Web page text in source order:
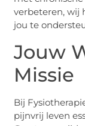
verbeteren, wij
jou te
Jouw
Missie
Bij
pijnvrij leven